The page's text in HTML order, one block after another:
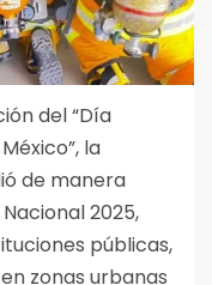
del “Día
la
de manera
2025,
públicas,
zonas urbanas